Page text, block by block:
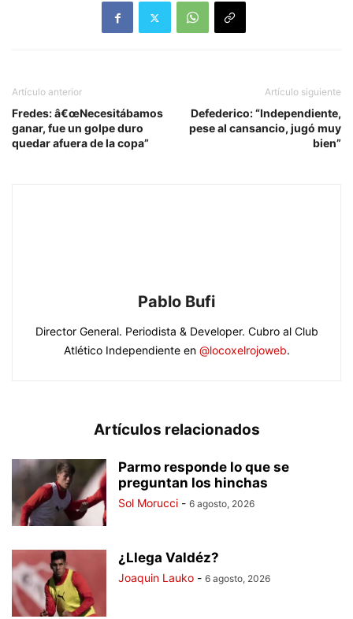
Artículo anterior
Fredes: â€œNecesitábamos
ganar, fue un golpe duro
quedar afuera de la copa”
Artículo siguiente
Defederico: “Independiente,
pese al cansancio, jugó muy
bien”
Pablo Bufi
Director General. Periodista & Developer. Cubro al Club
Atlético Independiente en @locoxelrojoweb.
Artículos relacionados
Parmo responde lo que se
preguntan los hinchas
Sol Morucci - 6 agosto, 2026
¿Llega Valdéz?
Joaquin Lauko - 6 agosto, 2026